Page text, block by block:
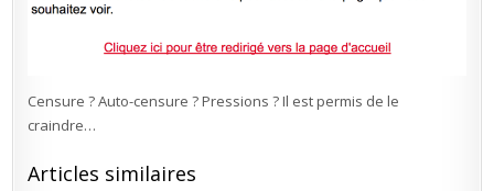
Censure ? Auto-censure ? Pressions ? Il est permis de le
craindre…
Articles similaires